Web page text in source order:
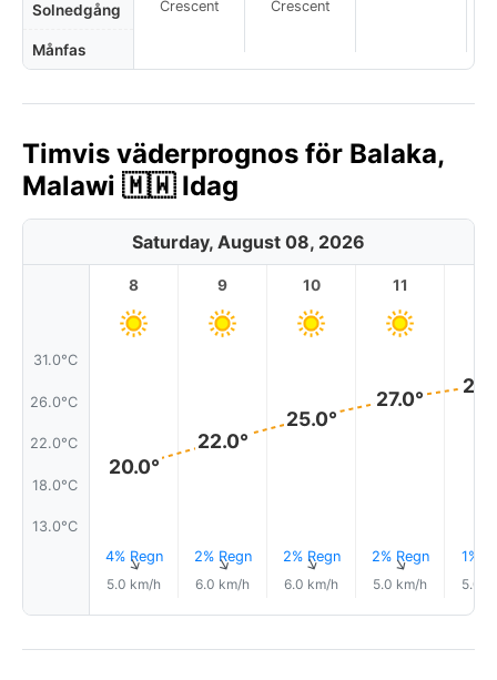
Solnedgång
Månfas
Crescent
Crescent
Timvis väderprognos för Balaka,
Malawi 🇲🇼 Idag
Saturday, August 08, 2026
31.0°C
26.0°C
22.0°C
18.0°C
13.0°C
8
20.0°
4% Regn
↑
5.0 km/h
9
22.0°
2% Regn
↑
6.0 km/h
10
25.0°
2% Regn
↑
6.0 km/h
11
27.0°
2% Regn
↑
5.0 km/h
1%
5.0